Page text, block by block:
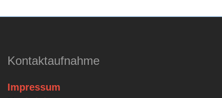
Kontaktaufnahme
Impressum